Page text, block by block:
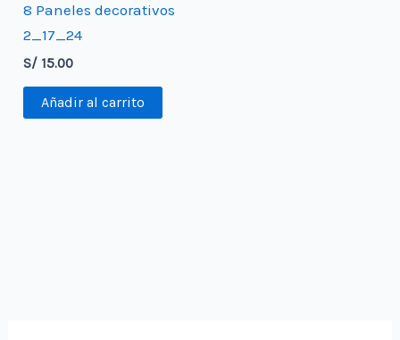
8 Paneles decorativos
2_17_24
S/ 15.00
Añadir al carrito